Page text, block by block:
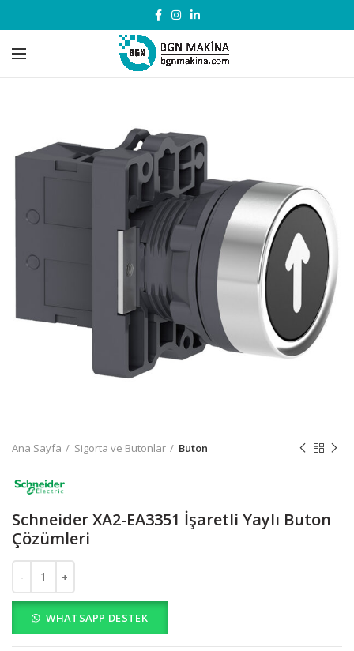
Ana Sayfa Sigorta ve Butonlar Buton
Schneider XA2-EA3351 İşaretli Yaylı Buton
Çözümleri
Schneider XA2-EA3351 İşaretli Yaylı Buton Çözümleri adet
WHATSAPP DESTEK